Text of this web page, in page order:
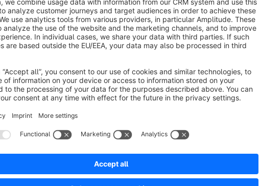
Sort by
Kein Support Feedback
3.0
Average rating of 3 out of 5 stars
by Theresa 13 October 2020 12:55
Warte leider seit 2 Wochen auf Rückmeldung des Supports - der
eine recht nachvollziehbare einfache Frage gestellt, aber leider bisher
Bewertungen wundert. Schade, ansosnten scheint es ein gute
Usability 2.0